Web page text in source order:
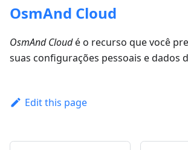
OsmAnd Cloud
OsmAnd Cloudé o recurso que você
suas configurações pessoais e dados
Edit this page